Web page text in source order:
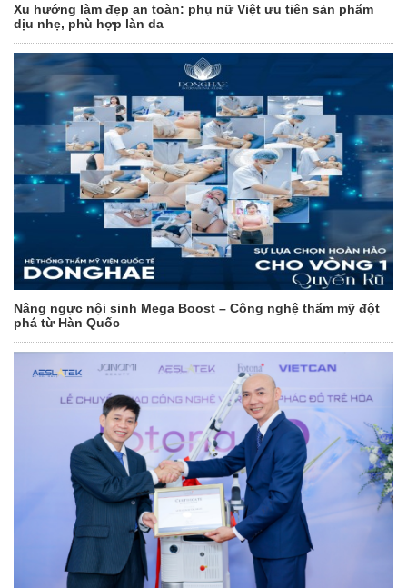
Xu hướng làm đẹp an toàn: phụ nữ Việt ưu tiên sản phẩm
dịu nhẹ, phù hợp làn da
Nâng ngực nội sinh Mega Boost – Công nghệ thẩm mỹ đột
phá từ Hàn Quốc